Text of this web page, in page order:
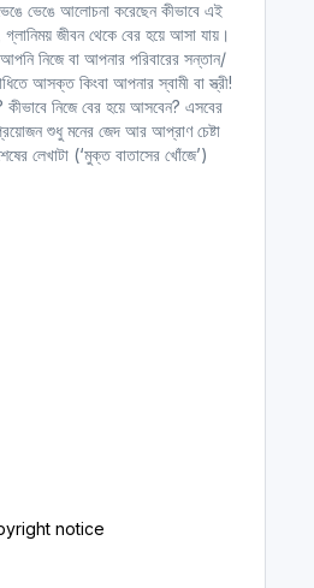
ভেঙে আলোচনা করেছেন কীভাবে এই
জীবন থেকে বের হয়ে আসা যায়।
নিজে বা আপনার পরিবারের সন্তান/
আসক্ত কিংবা আপনার স্বামী বা স্ত্রী!
কীভাবে নিজে বের হয়ে আসবেন? এসবের
শুধু মনের জেদ আর আপ্রাণ চেষ্টা
লেখাটা (‘মুক্ত বাতাসের খোঁজে’)
notice